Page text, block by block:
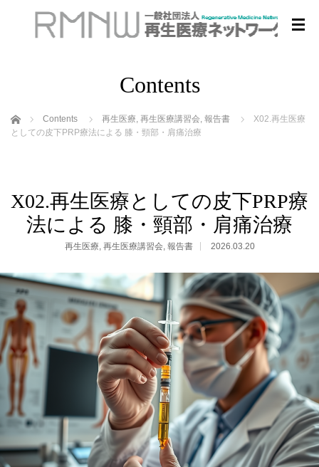
Contents
ホーム Contents 再生医療, 再生医療講習会, 報告書
X02.再生医療
としての皮下PRP療法による 膝・頸部・肩痛治療
X02.再生医療としての皮下PRP療
法による 膝・頸部・肩痛治療
再生医療, 再生医療講習会, 報告書 2026.03.20